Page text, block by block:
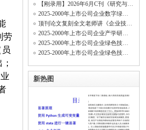
劳
【刚录用】2026年6月C刊《研究与发展管理》投稿经验及录用流程
2025-2000年上市公司企业数字绿色技术创新、数字经济绿色专利、绿色数字专利和绿色数
顶刊论文复刻全文老师讲《企业技术网络结构与关键核心技术创新速度》（两阶段系统矩估
2025-2000年上市公司企业产学研绿色合作创新网络数据
2025-2000年上市公司企业绿色技术足迹相似度数据（行业绿色技术足迹相似度、历史绿色
2025-2000年上市公司企业绿色技术多元化数据、绿色知识多元化数据
新热图